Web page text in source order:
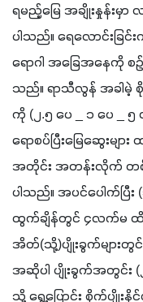
ရမည့်မြေ အချိုးနှုန်းမှာ
ပါသည်။ ရေလောင်းခြ
ရောဂါ အခြေအနေကို
သည်။ ရာသီလွန် အခါမဲ့ စိုက်
ကို (၂.၅ ပေ _ ၁ ပေ _
ရောစပ်ပြီးမြေဆွေးမ
အတိုင်း အတန်းလိုက် တစ်စ
ပါသည်။ အပင်ပေါက်ပြီ
ထွက်ချိန်တွင် ၄လက်မ ထိ
အိတ်(သို့)ပျိုးခွက်များတွ
အဆိုပါ ပျိုးခွက်အတွင်း (
သို့ ရွှေ့ပြောင်း စိုက်ပျိုးနို